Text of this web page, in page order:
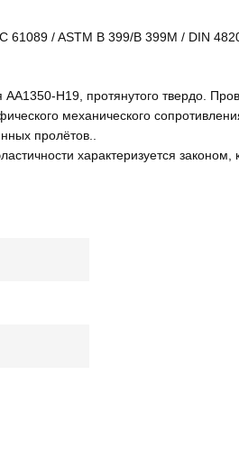
61089 / ASTM B 399/B 399M / DIN
H19, протянутого твердо.
механического
пролётов..
характеризуется законом,